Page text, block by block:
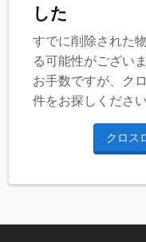
した
すでに削除された
る可能性がございま
お手数ですが、ク
件をお探しください
クロス